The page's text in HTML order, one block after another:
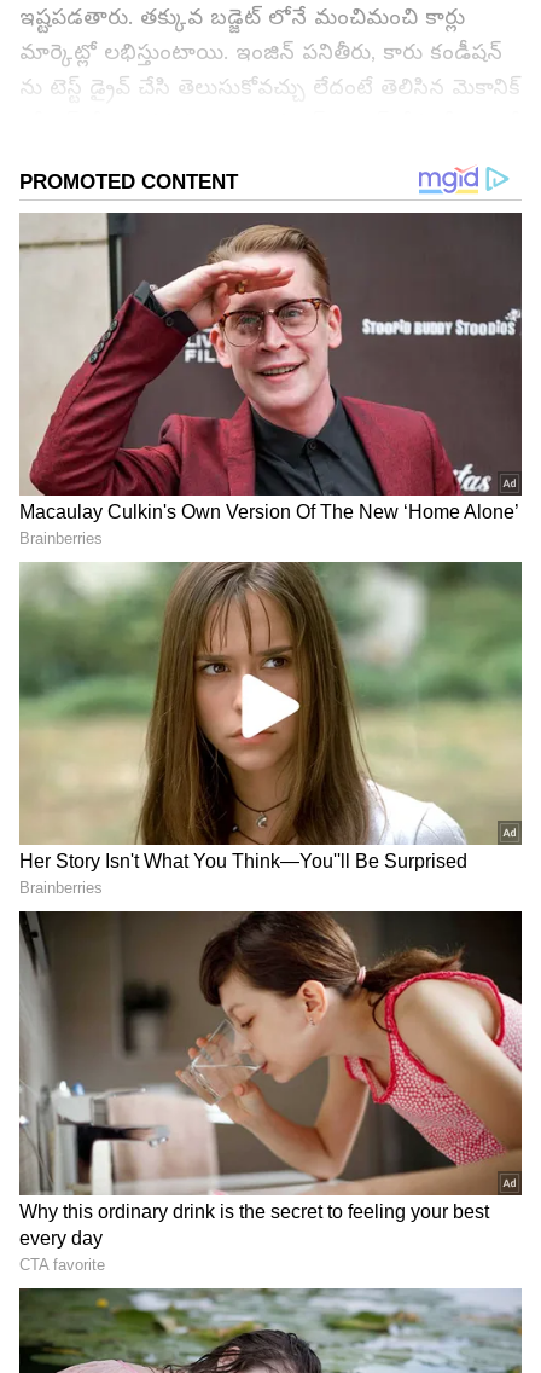
ఇష్టపడతారు. తక్కువ బడ్జెట్ లోనే మంచిమంచి కార్లు
మార్కెట్లో లభిస్తుంటాయి. ఇంజిన్ పనితీరు, కారు కండీషన్
ను టెస్ట్ డ్రైవ్ చేసి తెలుసుకోవచ్చు లేదంటే తెలిసిన మెకానిక్
కారు డాక్యుమెంట్ సరిగ్గా ఉన్నాయో లేదో తెలుసుకునే
బాధ్యత కొనేవారిపైనే ఉంటుంది.
గూగుల్‌లో ఆసక్తికరమైన సమాచారం కోసం ఏసియానెట్ తెలుగు
ను మీ ఫ్రిఫర్డ్ సోర్స్ గా ఎంచుకోండి
Image Credit :X
లోన్ ఉన్న కారు కొన్నారో అంతే సంగతి..!
సెకండ్ హ్యాండ్ కారు కొనేటప్పుడు డాక్యుమెంట్స్ సరిగ్గా చెక్
చేసుకోకుంటే చిక్కులు తప్పవు. అందుకే ఆ కారు లోన్ ఇంకా
కట్టాల్సి ఉన్నా లేదా డాక్యుమెంట్స్ సరిగ్గా లేకున్నా అస్సలు
కొనొద్దు. ఇలాంటి కారు కొంటే బ్యాంకు లేదా చట్టపరమైన
సంస్థలు ఆ వాహనాన్ని స్వాధీనం చేసుకోవచ్చు. ఇలాంటి
సందర్భాల్లో మొత్తం డబ్బులు చెల్లించి కూడా కొనుగోలు